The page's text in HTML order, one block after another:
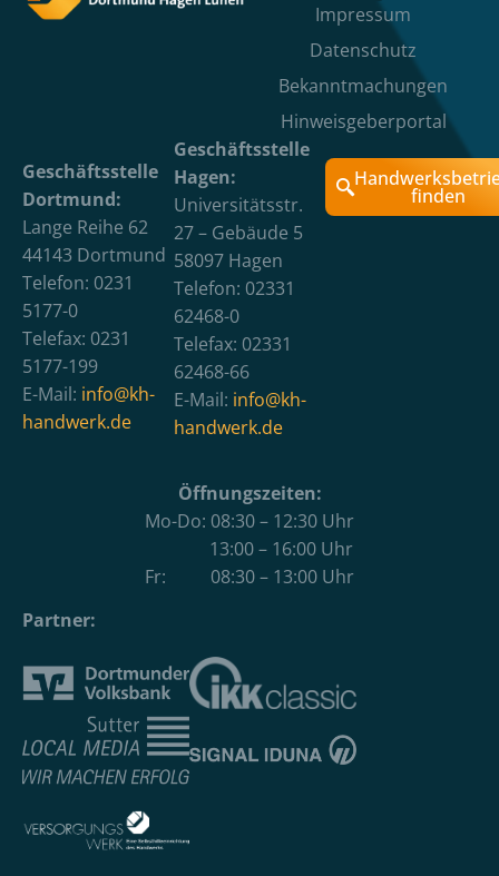
Impressum
Datenschutz
Bekanntmachungen
Hinweisgeberportal
Geschäftsstelle
Dortmund:
Lange Reihe 62
44143 Dortmund
Telefon: 0231
5177-0
Telefax: 0231
5177-199
E-Mail: info@kh-
handwerk.de
Geschäftsstelle
Hagen:
Universitätsstr.
27 – Gebäude 5
58097 Hagen
Telefon: 02331
62468-0
Telefax: 02331
62468-66
E-Mail: info@kh-
handwerk.de
finden
Öffnungszeiten:
Mo-Do: 08:30 – 12:30 Uhr
13:00 – 16:00 Uhr
Fr: 08:30 – 13:00 Uhr
Partner: